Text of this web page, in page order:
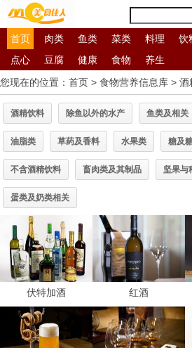
首页 肉类 鱼类 菜类 料理 饮
点心
豆腐 健康
食物
营养
信息
库
养生
您现在的位置： 首页 > 食物营养信息库 > 酒
酒精饮料 除鱼以外的水产 鱼类及相关
油脂类 草药及香料 水果类 糖及
不含酒精饮料 畜肉类及其制品 坚果与
蛋类及奶类相关
伏特加酒 红酒